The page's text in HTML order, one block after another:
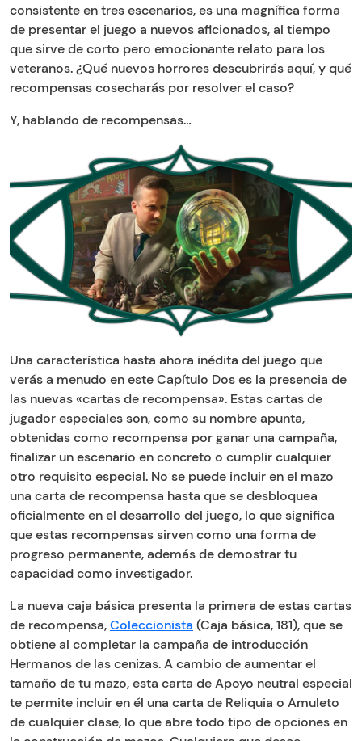
consistente en tres escenarios, es una magnífica forma
de presentar el juego a nuevos aficionados, al tiempo
que sirve de corto pero emocionante relato para los
veteranos. ¿Qué nuevos horrores descubrirás aquí, y qué
recompensas cosecharás por resolver el caso?
Y, hablando de recompensas…
Una característica hasta ahora inédita del juego que
verás a menudo en este Capítulo Dos es la presencia de
las nuevas «cartas de recompensa». Estas cartas de
jugador especiales son, como su nombre apunta,
obtenidas como recompensa por ganar una campaña,
finalizar un escenario en concreto o cumplir cualquier
otro requisito especial. No se puede incluir en el mazo
una carta de recompensa hasta que se desbloquea
oficialmente en el desarrollo del juego, lo que significa
que estas recompensas sirven como una forma de
progreso permanente, además de demostrar tu
capacidad como investigador.
La nueva caja básica presenta la primera de estas cartas
de recompensa,Coleccionista (Caja básica, 181), que se
obtiene al completar la campaña de introducción
Hermanos de las cenizas. A cambio de aumentar el
tamaño de tu mazo, esta carta de Apoyo neutral especial
te permite incluir en él una carta de Reliquia o Amuleto
de cualquier clase, lo que abre todo tipo de opciones en